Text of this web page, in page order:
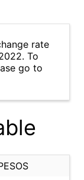
rate
To
go to